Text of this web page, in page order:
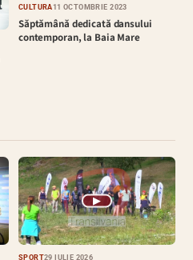
CULTURĂ11 OCTOMBRIE 2023
Săptămână dedicată dansului
contemporan, la Baia Mare
▶
SPORT29 IULIE 2026